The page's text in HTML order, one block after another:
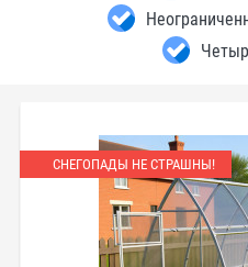
СНЕГОПАДЫ НЕ СТРАШНЫ!